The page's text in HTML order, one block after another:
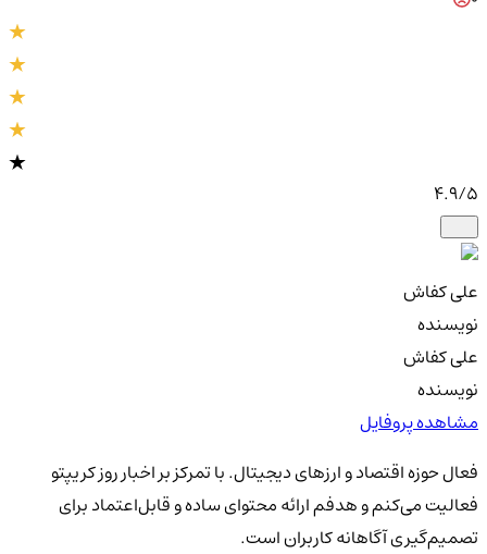
4.9/5
علی کفاش
نویسنده
علی کفاش
نویسنده
مشاهده پروفایل
فعال حوزه اقتصاد و ارزهای دیجیتال. با تمرکز بر اخبار روز کریپتو
فعالیت می‌کنم و هدفم ارائه محتوای ساده و قابل‌اعتماد برای
تصمیم‌گیری آگاهانه کاربران است.